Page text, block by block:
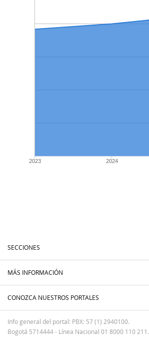
2023 2024
SECCIONES
MÁS INFORMACIÓN
CONOZCA NUESTROS PORTALES
Info general del portal: PBX: 57 (1) 2940100.
Bogotá 5714444 - Línea Nacional 01 8000 110 211.